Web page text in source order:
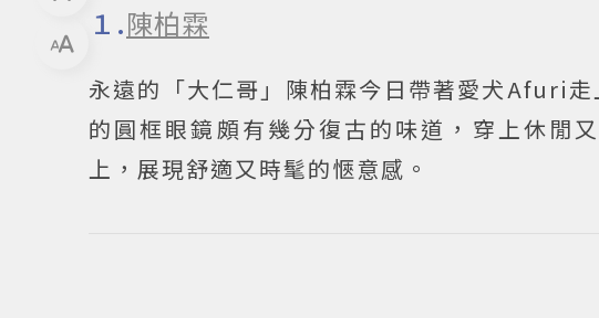
１.陳柏霖
永遠的「大仁哥」陳柏霖今日帶著愛犬Afuri
的圓框眼鏡頗有幾分復古的味道，穿上休閒
上，展現舒適又時髦的愜意感。